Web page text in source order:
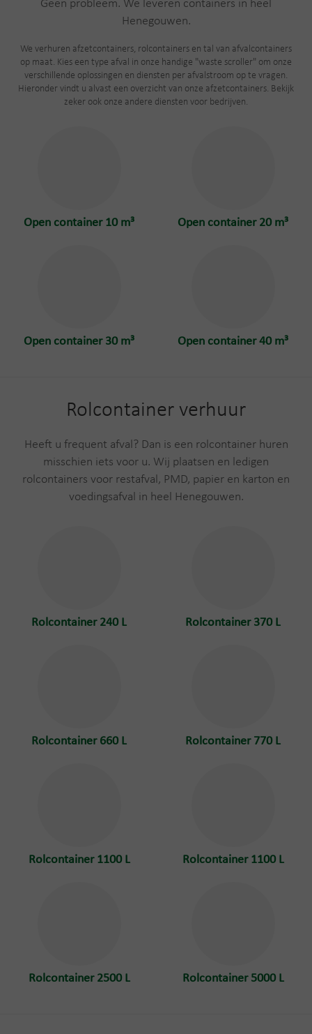
Geen probleem. We leveren containers in heel
Henegouwen.
We verhuren afzetcontainers, rolcontainers en tal van afvalcontainers
op maat. Kies een type afval in onze handige "waste scroller" om onze
verschillende oplossingen en diensten per afvalstroom op te vragen.
Hieronder vindt u alvast een overzicht van onze afzetcontainers. Bekijk
zeker ook onze andere diensten voor bedrijven.
Open container 10 m³ Open container 20 m³
Open container 30 m³ Open container 40 m³
Rolcontainer verhuur
Heeft u frequent afval? Dan is een rolcontainer huren
misschien iets voor u. Wij plaatsen en ledigen
rolcontainers voor restafval, PMD, papier en karton en
voedingsafval in heel Henegouwen.
Rolcontainer 240 L Rolcontainer 370 L
Rolcontainer 660 L Rolcontainer 770 L
Rolcontainer 1100 L Rolcontainer 1100 L
Rolcontainer 2500 L Rolcontainer 5000 L